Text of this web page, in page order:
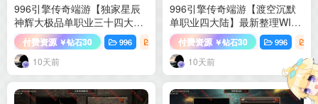
996引擎传奇端游【独家星辰
神辉大极品单职业三十四大
陆】最新整理WIN系一键即玩
单机端+PC客户端+详细搭建教
程
付费资源 ￥钻石30 996 端游源码
10天前
996引擎传奇端游【渡空沉默
单职业四大陆】最新整理WIN
系一键即玩单机端+PC客户端
+详细搭建教程
付费资源 ￥钻石30 996
10天前